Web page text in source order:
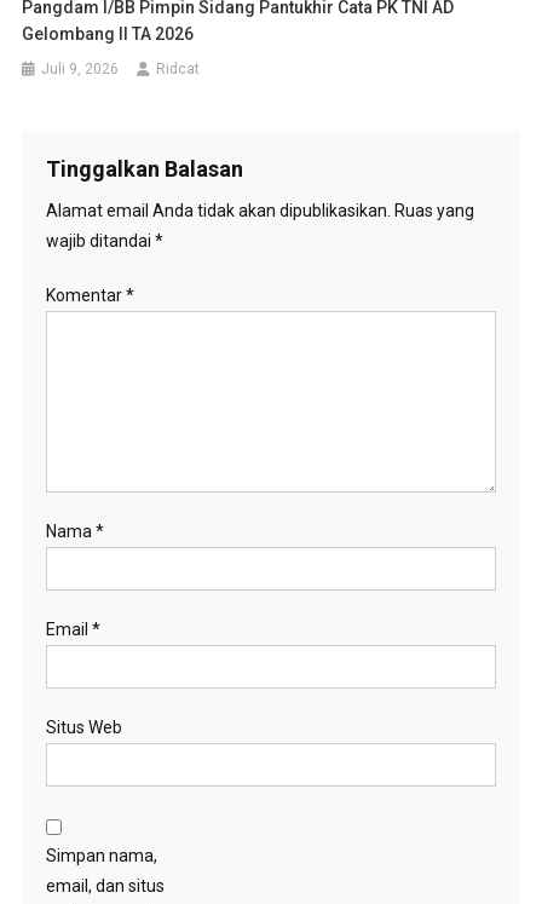
Pangdam I/BB Pimpin Sidang Pantukhir Cata PK TNI AD
Gelombang II TA 2026
Juli 9, 2026 Ridcat
Tinggalkan Balasan
Alamat email Anda tidak akan dipublikasikan. Ruas yang
wajib ditandai *
Komentar*
Nama *
Email *
Situs Web
Simpan nama,
email, dan situs